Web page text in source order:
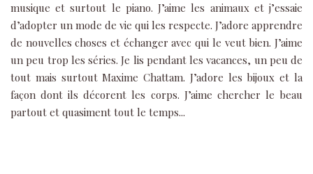
musique et surtout le piano. J’aime les animaux et j’essaie
d’adopter un mode de vie qui les respecte. J’adore apprendre
de nouvelles choses et échanger avec qui le veut bien. J’aime
un peu trop les séries. Je lis pendant les vacances, un peu de
tout mais surtout Maxime Chattam. J’adore les bijoux et la
façon dont ils décorent les corps. J’aime chercher le beau
partout et quasiment tout le temps...